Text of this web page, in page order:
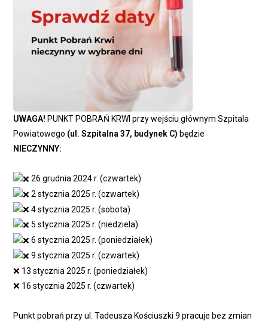
UWAGA! PUNKT POBRAŃ KRWI przy wejściu głównym Szpitala
Powiatowego (ul. Szpitalna 37, budynek C) będzie
NIECZYNNY:
26 grudnia 2024 r. (czwartek)
2 stycznia 2025 r. (czwartek)
4 stycznia 2025 r. (sobota)
5 stycznia 2025 r. (niedziela)
6 stycznia 2025 r. (poniedziałek)
9 stycznia 2025 r. (czwartek)
❌ 13 stycznia 2025 r. (poniedziałek)
❌ 16 stycznia 2025 r. (czwartek)
Punkt pobrań przy ul. Tadeusza Kościuszki 9 pracuje bez zmian